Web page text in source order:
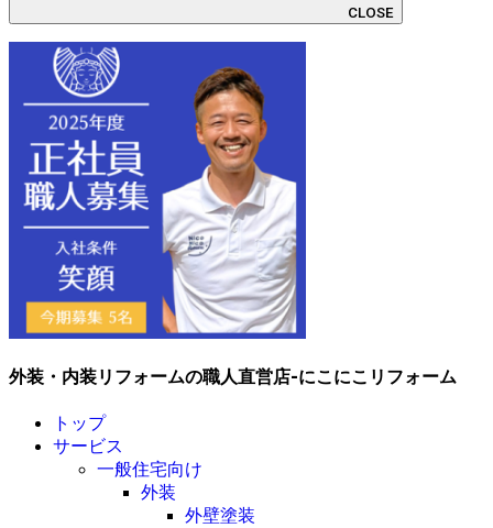
CLOSE
外装・内装リフォームの職人直営店-にこにこリフォーム
トップ
サービス
一般住宅向け
外装
外壁塗装